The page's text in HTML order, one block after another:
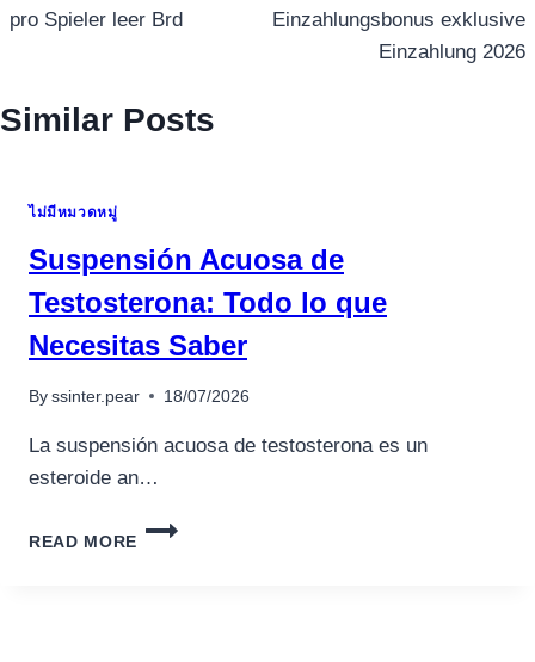
pro Spieler leer Brd
Einzahlungsbonus exklusive
Einzahlung 2026
Similar Posts
ไม่มีหมวดหมู่
Suspensión Acuosa de
Testosterona: Todo lo que
Necesitas Saber
By ssinter.pear 18/07/2026
La suspensión acuosa de testosterona es un
esteroide an…
READ MORE
SUSPENSIÓN